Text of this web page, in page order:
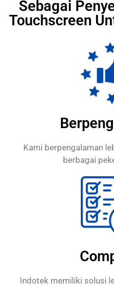
Sebagai
Touchscreen
Kami berpengalaman
berbagai
Indotek memiliki solusi